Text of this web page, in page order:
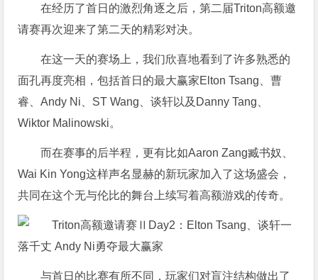
在经历了首日的激烈角逐之后，第二届Triton高额邀
请赛再次迎来了第二天的精彩对决。
在这一天的赛场上，我们欣喜地看到了许多熟悉的
面孔再度亮相，包括首日的最大赢家Elton Tsang、曹
睿、Andy Ni、ST Wang、谈轩以及Danny Tang、
Wiktor Malinowski。
而在赛事的后半程，更有比如Aaron Zang臧书奴、
Wai Kin Yong这样声名显赫的新玩家加入了这场盛会，
共同在这个无与伦比的舞台上续写着高额游戏的传奇。
与首日的比赛有所不同，玩家们对盲注结构做出了